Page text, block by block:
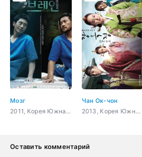
Мозг
2011, Корея Южная, романтика, драма, медицина
Чан Ок-чон
2013, Корея Южная, история, романтика, драма
Оставить комментарий